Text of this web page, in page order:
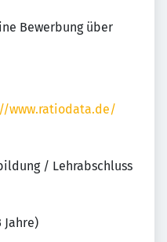
Bewerbung über
www.ratiodata.de/
/ Lehrabschluss
Jahre)